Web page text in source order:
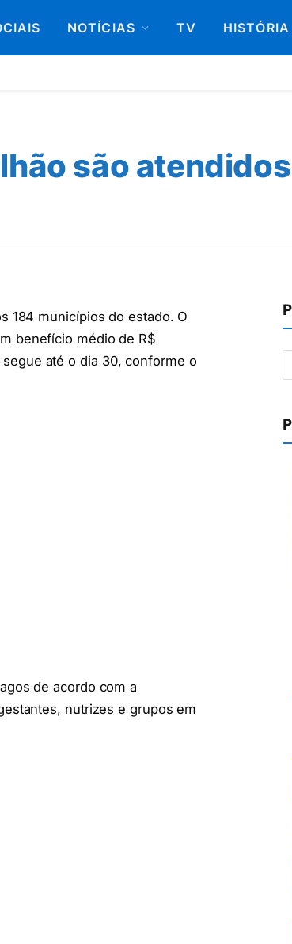
NOTÍCIAS TV HISTÓRIA
são
184 municípios do estado. O
benefício médio de R$
até o dia 30, conforme o
de acordo com a
nutrizes e grupos em